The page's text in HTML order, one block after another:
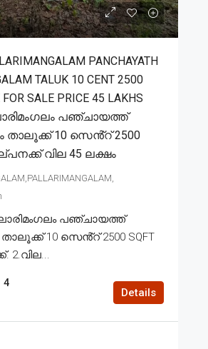
PANCHAYATH
TALUK 10 CENT 2500
FOR SALE PRICE 45 LAKHS
പഞ്ചായത്ത്
താലൂക്ക് 10 സെൻ്റ് 2500
വില 45 ലക്ഷം
പഞ്ചായത്ത്
10 സെൻ്റ് 2500 SQFT
2.വില...
4
Details